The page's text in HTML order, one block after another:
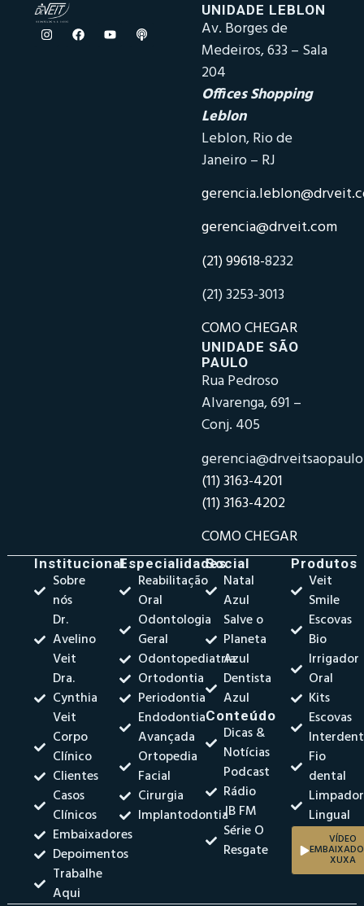
UNIDADE LEBLON
Av. Borges de
Medeiros, 633 – Sala
204
Offices Shopping
Leblon
Leblon, Rio de
Janeiro – RJ
gerencia@drveit.com
(21) 99618-8232
(21) 3253-3013
COMO CHEGAR
UNIDADE SÃO
PAULO
Rua Pedroso
Alvarenga, 691 –
Conj. 405
(11) 3163-4201
(11) 3163-4202
COMO CHEGAR
Institucional
Sobre
nós
Dr.
Avelino
Veit
Dra.
Cynthia
Veit
Corpo
Clínico
Clientes
Casos
Clínicos
Embaixadores
Depoimentos
Trabalhe
Aqui
Especialidades
Reabilitação
Oral
Odontologia
Geral
Odontopediatria
Ortodontia
Periodontia
Endodontia
Avançada
Ortopedia
Facial
Cirurgia
Implantodontia
Social
Natal
Azul
Salve o
Planeta
Azul
Dentista
Azul
Conteúdo
Dicas &
Notícias
Podcast
Rádio
JB FM
Série O
Resgate
Produtos
Veit
Smile
Escovas
Bio
Irrigador
Oral
Kits
Escovas
Fio
dental
Limpador
Lingual
VÍDEO
XUXA